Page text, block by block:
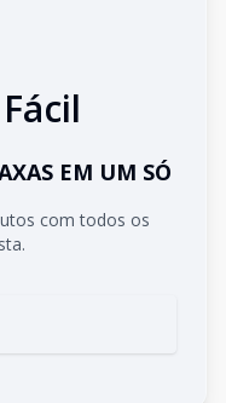
EM UM SÓ
com todos os